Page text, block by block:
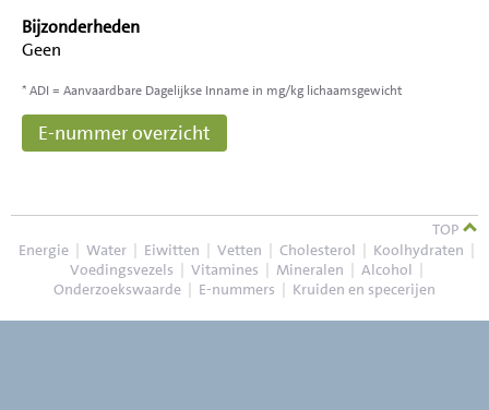
Bijzonderheden
Geen
* ADI = Aanvaardbare Dagelijkse Inname in mg/kg lichaamsgewicht
E-nummer overzicht
TOP
Energie | Water | Eiwitten | Vetten | Cholesterol | Koolhydraten |
Voedingsvezels | Vitamines | Mineralen | Alcohol |
Onderzoekswaarde | E-nummers | Kruiden en specerijen